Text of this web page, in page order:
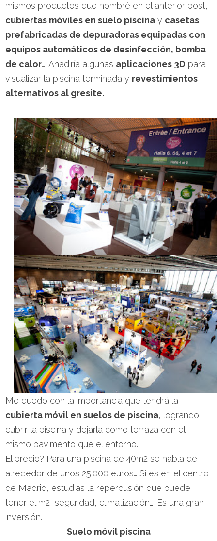
mismos productos que nombré en el anterior post,
cubiertas móviles en suelo piscina y casetas
prefabricadas de depuradoras equipadas con
equipos automáticos de desinfección, bomba
de calor…. Añadiría algunas aplicaciones 3D para
visualizar la piscina terminada y revestimientos
alternativos al gresite.
Me quedo con la importancia que tendrá la
cubierta móvil en suelos de piscina, logrando
cubrir la piscina y dejarla como terraza con el
mismo pavimento que el entorno.
El precio? Para una piscina de 40m2 se habla de
alrededor de unos 25.000 euros… Si es en el centro
de Madrid, estudias la repercusión que puede
tener el m2, seguridad, climatización…. Es una gran
inversión.
Suelo móvil piscina